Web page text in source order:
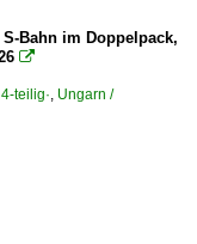
Bahn im Doppelpack,

teilig·, Ungarn /